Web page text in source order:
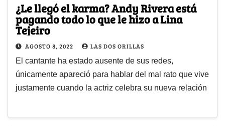
¿Le llegó el karma? Andy Rivera está
pagando todo lo que le hizo a Lina
Tejeiro
AGOSTO 8, 2022 LAS DOS ORILLAS
El cantante ha estado ausente de sus redes,
únicamente apareció para hablar del mal rato que vive
justamente cuando la actriz celebra su nueva relación